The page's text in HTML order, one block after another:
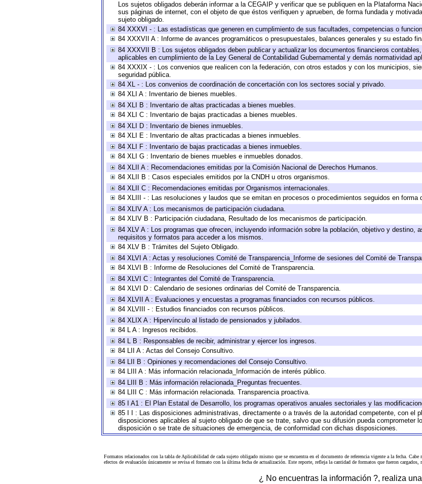
Los sujetos obligados deberán informar a la CEGAIP y verificar que se publiquen en la Plataforma
sus páginas de internet, con el objeto de que éstos verifiquen y aprueben, de forma fundada y
sujeto obligado.
84 XXXVI - : Las estadísticas que generen en cumplimiento de sus facultades, competencias o
84 XXXVII A : Informe de avances programáticos o presupuestales, balances generales y su estado
84 XXXVII B : Los sujetos obligados deben publicar y actualizar los documentos financieros
aplicables en cumplimiento de la Ley General de Contabilidad Gubernamental y demás normatividad
84 XXXIX - : Los convenios que realicen con la federación, con otros estados y con los municipios,
seguridad pública.
84 XL - : Los convenios de coordinación de concertación con los sectores social y privado.
84 XLI A : Inventario de bienes muebles.
84 XLI B : Inventario de altas practicadas a bienes muebles.
84 XLI C : Inventario de bajas practicadas a bienes muebles.
84 XLI D : Inventario de bienes inmuebles.
84 XLI E : Inventario de altas practicadas a bienes inmuebles.
84 XLI F : Inventario de bajas practicadas a bienes inmuebles.
84 XLI G : Inventario de bienes muebles e inmuebles donados.
84 XLII A : Recomendaciones emitidas por la Comisión Nacional de Derechos Humanos.
84 XLII B : Casos especiales emitidos por la CNDH u otros organismos.
84 XLII C : Recomendaciones emitidas por Organismos internacionales.
84 XLIII - : Las resoluciones y laudos que se emitan en procesos o procedimientos seguidos en forma
84 XLIV A : Los mecanismos de participación ciudadana.
84 XLIV B : Participación ciudadana, Resultado de los mecanismos de participación.
84 XLV A : Los programas que ofrecen, incluyendo información sobre la población, objetivo y destino,
requisitos y formatos para acceder a los mismos.
84 XLV B : Trámites del Sujeto Obligado.
84 XLVI A : Actas y resoluciones Comité de Transparencia_Informe de sesiones del Comité de
84 XLVI B : Informe de Resoluciones del Comité de Transparencia.
84 XLVI C : Integrantes del Comité de Transparencia.
84 XLVI D : Calendario de sesiones ordinarias del Comité de Transparencia.
84 XLVII A : Evaluaciones y encuestas a programas financiados con recursos públicos.
84 XLVIII - : Estudios financiados con recursos públicos.
84 XLIX A : Hipervínculo al listado de pensionados y jubilados.
84 L A : Ingresos recibidos.
84 L B : Responsables de recibir, administrar y ejercer los ingresos.
84 LII A : Actas del Consejo Consultivo.
84 LII B : Opiniones y recomendaciones del Consejo Consultivo.
84 LIII A : Más información relacionada_Información de interés público.
84 LIII B : Más información relacionada_Preguntas frecuentes.
84 LIII C : Más información relacionada. Transparencia proactiva.
85 I A1 : El Plan Estatal de Desarrollo, los programas operativos anuales sectoriales y las
85 I I : Las disposiciones administrativas, directamente o a través de la autoridad competente, con el
disposiciones aplicables al sujeto obligado de que se trate, salvo que su difusión pueda comprometer
disposición o se trate de situaciones de emergencia, de conformidad con dichas disposiciones.
Formatos relacionados con la tabla de Aplicabilidad de cada sujeto obligado mismo que se encuentra en el documento de referenciavigente a la fecha. Cabe
efectos de evaluación únicamente se revisa el formato con la última fecha de actualización. Este reporte, refleja la cantidad de formatos que fueron
¿ No encuentras la información ?, realiza una